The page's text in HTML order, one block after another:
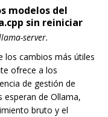
modelos del
sin reiniciar
server.
los cambios más útiles
ofrece a los
de gestión de
esperan de Ollama,
bruto y el